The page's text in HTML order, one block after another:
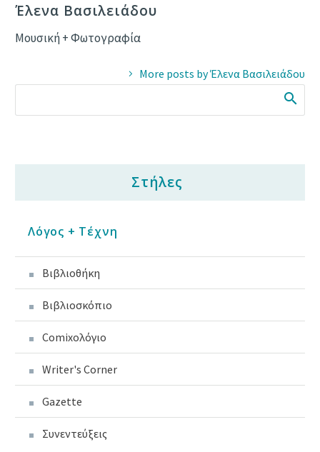
Έλενα Βασιλειάδου
Μουσική + Φωτογραφία
More posts by Έλενα Βασιλειάδου
Στήλες
Λόγος + Τέχνη
Βιβλιοθήκη
Βιβλιοσκόπιο
Comixoλόγιο
Writer's Corner
Gazette
Συνεντεύξεις